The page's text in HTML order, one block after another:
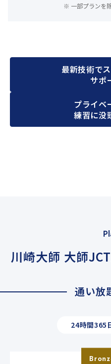
※ 一部プランを
最新技術で
サポ
プライベ
練習に没
川崎大師 大師
通い放
24時間365